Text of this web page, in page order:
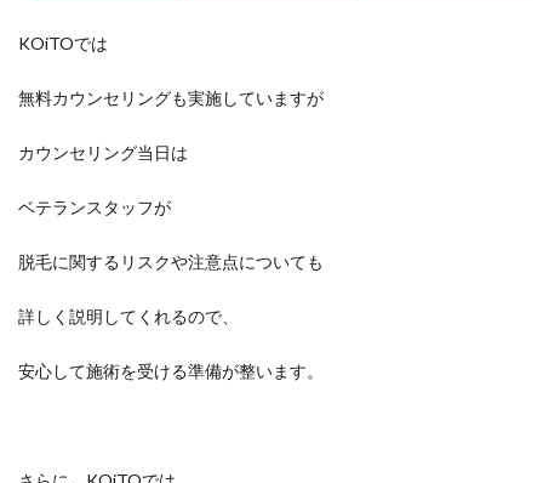
KOiTOでは
無料カウンセリングも実施していますが
カウンセリング当日は
ベテランスタッフが
脱毛に関するリスクや注意点についても
詳しく説明してくれるので、
安心して施術を受ける準備が整います。